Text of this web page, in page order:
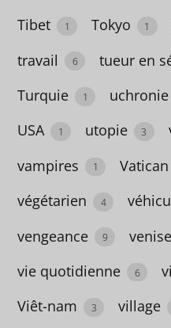
des
femmes
contemporain
3
contes
Tibet 1 Tokyo 1
travail 6 tueur en
Turquie 1 uchronie
USA 1 utopie 3
vampires 1 Vatican
végétarien 4
vengeance 9 venise
vie quotidienne 6
Viêt-nam 3 village